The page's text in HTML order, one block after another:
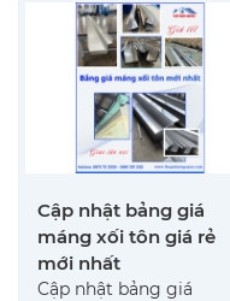
tại nhà máy, hỗ trợ cắt
theo yêu cầu, giao hàng
tận chân công trình.
Cập nhật bảng giá
máng xối tôn giá rẻ
mới nhất
Cập nhật bảng giá